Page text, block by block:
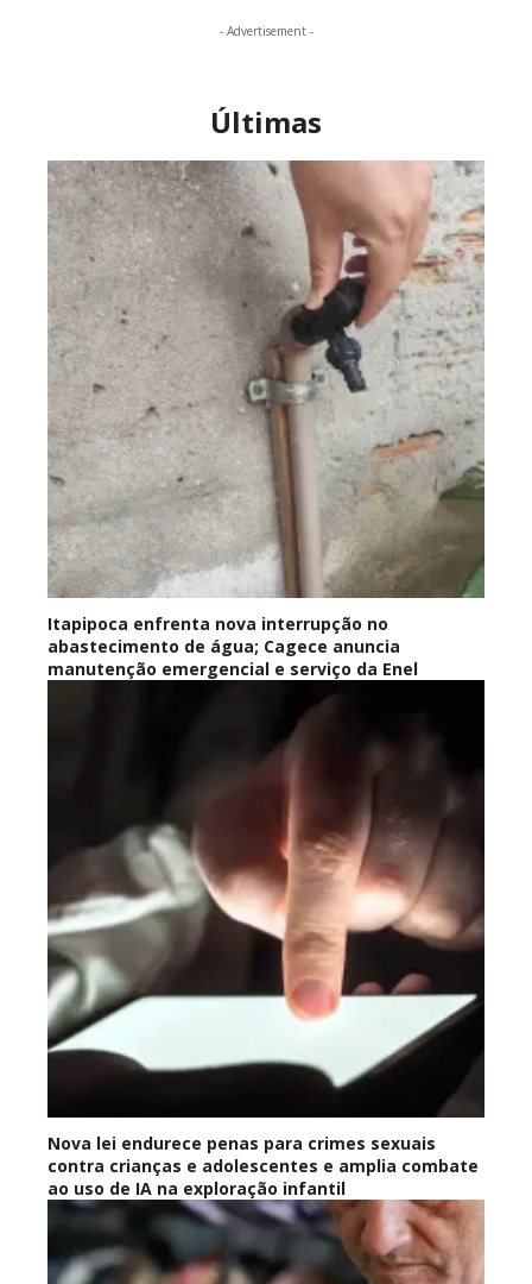
- Advertisement -
Últimas
Itapipoca enfrenta nova interrupção no
abastecimento de água; Cagece anuncia
manutenção emergencial e serviço da Enel
Nova lei endurece penas para crimes sexuais
contra crianças e adolescentes e amplia combate
ao uso de IA na exploração infantil